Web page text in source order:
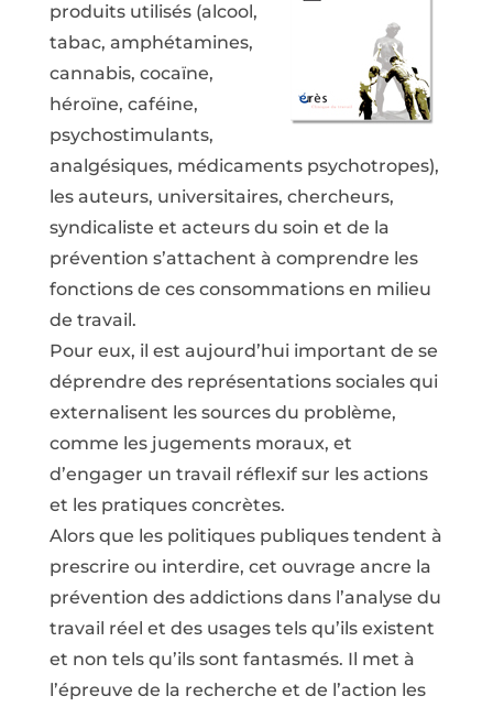
produits utilisés (alcool,
tabac, amphétamines,
cannabis, cocaïne,
héroïne, caféine,
psychostimulants,
analgésiques, médicaments psychotropes),
les auteurs, universitaires, chercheurs,
syndicaliste et acteurs du soin et de la
prévention s’attachent à comprendre les
fonctions de ces consommations en milieu
de travail.
Pour eux, il est aujourd’hui important de se
déprendre des représentations sociales qui
externalisent les sources du problème,
comme les jugements moraux, et
d’engager un travail réflexif sur les actions
et les pratiques concrètes.
Alors que les politiques publiques tendent à
prescrire ou interdire, cet ouvrage ancre la
prévention des addictions dans l’analyse du
travail réel et des usages tels qu’ils existent
et non tels qu’ils sont fantasmés. Il met à
l’épreuve de la recherche et de l’action les